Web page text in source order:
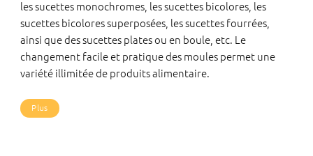
les sucettes monochromes, les sucettes bicolores, les
sucettes bicolores superposées, les sucettes fourrées,
ainsi que des sucettes plates ou en boule, etc. Le
changement facile et pratique des moules permet une
variété illimitée de produits alimentaire.
Plus